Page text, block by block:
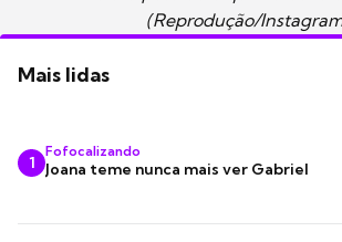
(Reprodução/
Mais lidas
1
Fofocalizando
Joana teme nunca mais ver Gabriel